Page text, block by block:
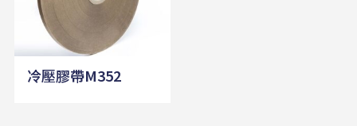
冷壓膠帶M352